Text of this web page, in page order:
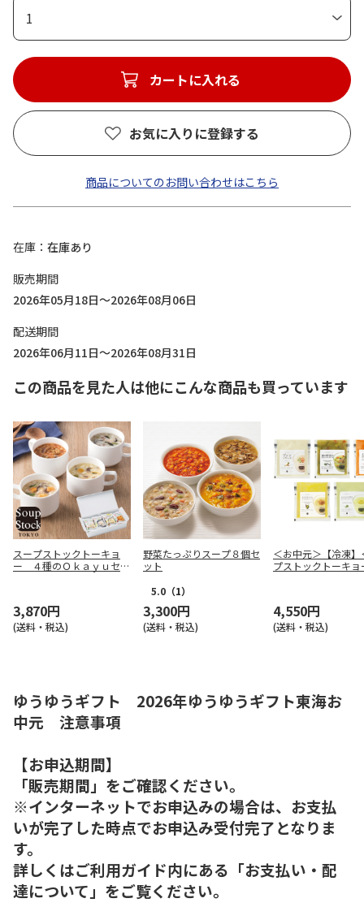
1
カートに入れる
お気に入りに登録する
商品についてのお問い合わせはこちら
在庫
在庫あり
販売期間
2026年05月18日～2026年08月06日
配送期間
2026年06月11日～2026年08月31日
この商品を見た人は他にこんな商品も買っています
スープストックトーキョ
ー ４種のＯｋａｙｕセッ
3,870円
(送料・税込)
野菜たっぷりスープ８個セ
ット
5.0 （1）
3,300円
(送料・税込)
＜お中元＞【冷凍】
プストックトーキョ
4,550円
(送料・税込)
ゆうゆうギフト 2026年ゆうゆうギフト東海お
中元 注意事項
【お申込期間】
「販売期間」をご確認ください。
※インターネットでお申込みの場合は、お支払
いが完了した時点でお申込み受付完了となりま
す。
詳しくはご利用ガイド内にある「お支払い・配
達について」をご覧ください。